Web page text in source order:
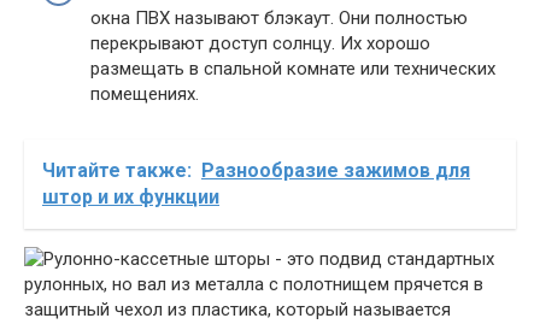
окна ПВХ называют блэкаут. Они полностью
перекрывают доступ солнцу. Их хорошо
размещать в спальной комнате или технических
помещениях.
Читайте также: Разнообразие зажимов для
штор и их функции